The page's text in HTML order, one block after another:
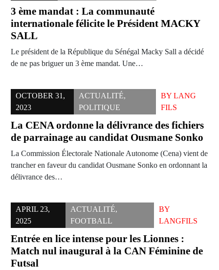
3 ème mandat : La communauté
internationale félicite le Président MACKY
SALL
Le président de la République du Sénégal Macky Sall a décidé
de ne pas briguer un 3 ème mandat. Une…
OCTOBER 31,
2023
ACTUALITÉ,
POLITIQUE
BY LANG
FILS
La CENA ordonne la délivrance des fichiers
de parrainage au candidat Ousmane Sonko
La Commission Électorale Nationale Autonome (Cena) vient de
trancher en faveur du candidat Ousmane Sonko en ordonnant la
délivrance des…
APRIL 23,
2025
ACTUALITÉ,
FOOTBALL
BY
LANGFILS
Entrée en lice intense pour les Lionnes :
Match nul inaugural à la CAN Féminine de
Futsal